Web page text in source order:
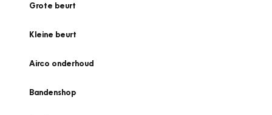
Grote beurt
Kleine beurt
Airco onderhoud
Bandenshop